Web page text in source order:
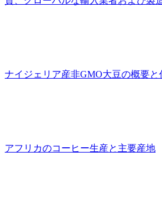
ナイジェリア産非GMO大豆の概要と
アフリカのコーヒー生産と主要産地